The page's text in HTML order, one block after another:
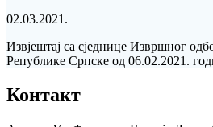
02.03.2021.
Извјештај са сједнице Извршног
Републике Српске од 06.02.2021.
Контакт